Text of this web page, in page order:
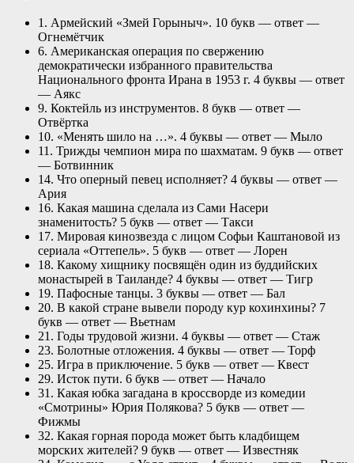
1. Армейский «Змей Горыныч». 10 букв — ответ —
Огнемётчик
6. Американская операция по свержению
демократически избранного правительства
Национального фронта Ирана в 1953 г. 4 буквы — ответ
— Аякс
9. Коктейль из инструментов. 8 букв — ответ —
Отвёртка
10. «Менять шило на …». 4 буквы — ответ — Мыло
11. Трижды чемпион мира по шахматам. 9 букв — ответ
— Ботвинник
14. Что оперный певец исполняет? 4 буквы — ответ —
Ария
16. Какая машина сделала из Сами Насери
знаменитость? 5 букв — ответ — Такси
17. Мировая кинозвезда с лицом Софьи Каштановой из
сериала «Оттепель». 5 букв — ответ — Лорен
18. Какому хищнику посвящён один из буддийских
монастырей в Таиланде? 4 буквы — ответ — Тигр
19. Пафосные танцы. 3 буквы — ответ — Бал
20. В какой стране вывели породу кур кохинхины? 7
букв — ответ — Вьетнам
21. Годы трудовой жизни. 4 буквы — ответ — Стаж
23. Болотные отложения. 4 буквы — ответ — Торф
25. Игра в приключение. 5 букв — ответ — Квест
29. Исток пути. 6 букв — ответ — Начало
31. Какая юбка загадана в кроссворде из комедии
«Смотрины» Юрия Полякова? 5 букв — ответ —
Фижмы
32. Какая горная порода может быть кладбищем
морских жителей? 9 букв — ответ — Известняк